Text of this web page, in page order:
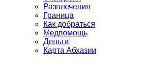
Развлечения
Граница
Как добраться
Медпомощь
Деньги
Карта Абхазии